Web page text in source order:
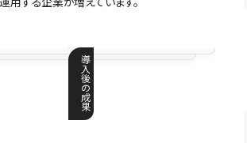
導
入
後
の
成
果